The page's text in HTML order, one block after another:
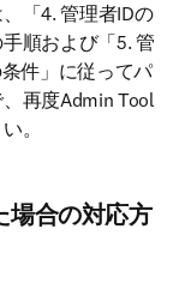
「4. 管理者IDの
順および「5. 管
件」に従ってパ
再度Admin Tool
。
場合の対応方